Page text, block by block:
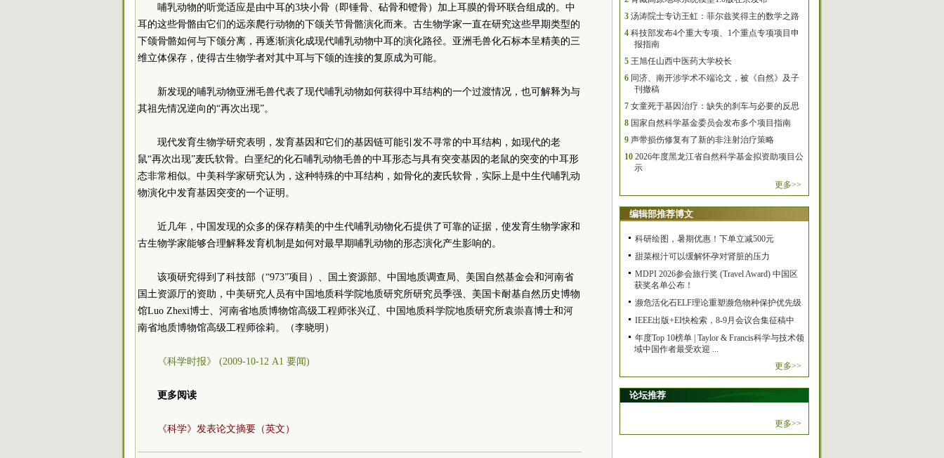
哺乳动物的听觉适应是由中耳的3块小骨（即锤骨、砧骨和镫骨）加上耳膜的骨环联合组成的。中
耳的这些骨骼由它们的远亲爬行动物的下颌关节骨骼演化而来。古生物学家一直在研究这些早期类型的
下颌骨骼如何与下颌分离，再逐渐演化成现代哺乳动物中耳的演化路径。亚洲毛兽化石标本呈精美的三
维立体保存，使得古生物学者对其中耳与下颌的连接的复原成为可能。
新发现的哺乳动物亚洲毛兽代表了现代哺乳动物如何获得中耳结构的一个过渡情况，也可解释为与
其祖先情况逆向的“再次出现”。
现代发育生物学研究表明，发育基因和它们的基因链可能引发不寻常的中耳结构，如现代的老
鼠“再次出现”麦氏软骨。白垩纪的化石哺乳动物毛兽的中耳形态与具有突变基因的老鼠的突变的中耳形
态非常相似。中美科学家研究认为，这种特殊的中耳结构，如骨化的麦氏软骨，实际上是中生代哺乳动
物演化中发育基因突变的一个证明。
近几年，中国发现的众多的保存精美的中生代哺乳动物化石提供了可靠的证据，使发育生物学家和
古生物学家能够合理解释发育机制是如何对最早期哺乳动物的形态演化产生影响的。
该项研究得到了科技部（“973”项目）、国土资源部、中国地质调查局、美国自然基金会和河南省
国土资源厅的资助，中美研究人员有中国地质科学院地质研究所研究员季强、美国卡耐基自然历史博物
馆Luo Zhexi博士、河南省地质博物馆高级工程师张兴辽、中国地质科学院地质研究所袁崇喜博士和河
南省地质博物馆高级工程师徐莉。（李晓明）
《科学时报》 (2009-10-12 A1 要闻)
更多阅读
《科学》发表论文摘要（英文）
3 汤涛院士专访王虹：菲尔兹奖得主的数学之路
4 科技部发布4个重大专项、1个重点专项项目申
报指南
5 王旭任山西中医药大学校长
6 同济、南开涉学术不端论文，被《自然》及子
刊撤稿
7 女童死于基因治疗：缺失的刹车与必要的反思
8 国家自然科学基金委员会发布多个项目指南
9 声带损伤修复有了新的非注射治疗策略
10 2026年度黑龙江省自然科学基金拟资助项目公
示
更多>>
编辑部推荐博文
科研绘图，暑期优惠！下单立减500元
甜菜根汁可以缓解怀孕对肾脏的压力
MDPI 2026参会旅行奖 (Travel Award) 中国区
获奖名单公布！
濒危活化石ELF理论重塑濒危物种保护优先级
IEEE出版+EI快检索，8-9月会议合集征稿中
年度Top 10榜单 | Taylor & Francis科学与技术领
域中国作者最受欢迎 ...
更多>>
论坛推荐
更多>>